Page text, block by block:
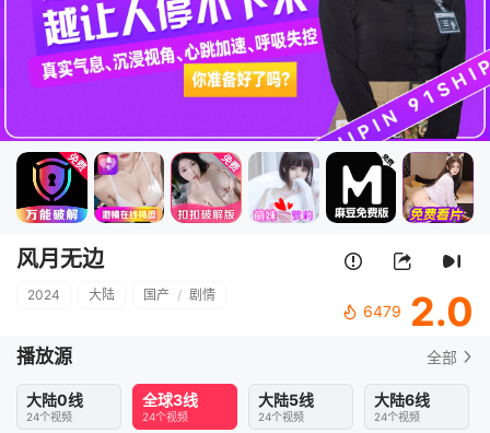
风月无边
2024 大陆 国产 / 剧情
6479 2.0
播放源 全部
大陆0线
24个视频
全球3线
24个视频
大陆5线
24个视频
大陆6线
24个视频